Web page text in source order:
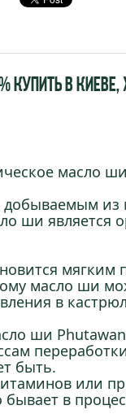
купить в
масло
из
ши является
масло ши
в
ши
быть.
или
в